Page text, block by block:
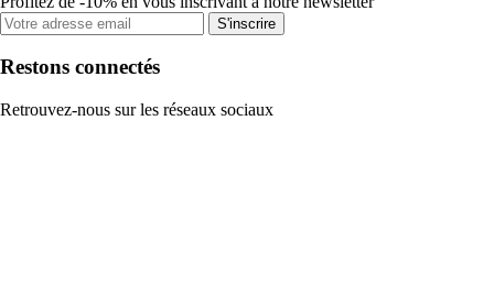
S'inscrire
Restons connectés
Retrouvez-nous sur les réseaux sociaux